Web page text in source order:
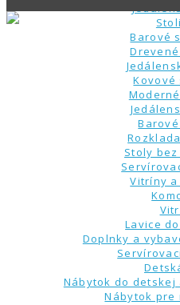
Barové
Kovové
Stoly
Vitríny a
Lavice
Doplnky a
Nábytok do
Nábytok pre